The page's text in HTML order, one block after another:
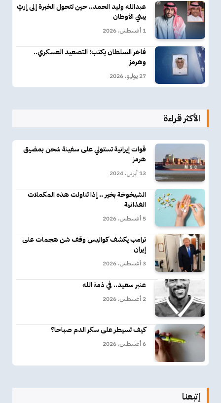
عبدالله وليد الحمد.. حين تتحول الخبرة إلى إرثٍ
يبني الأوطان
1 أغسطس، 2026
فاخر السلطان يكتب: التصعيد العسكري..
وهرمز
27 يوليو، 2026
الأكثر قراءة
قوات إيرانية تستولي على سفينة شحن بمضيق
هرمز
13 أبريل، 2024
الشيخوخة بخير .. إذا تناولت هذه المكملات
الغذائية
5 أغسطس، 2026
ترامب يكشف كواليس وقف شن هجمات على
إيران
3 أغسطس، 2026
عنبر سعيد.. في ذمة الله
2 أغسطس، 2026
كيف تسيطر على سكر الدم صباحا؟
6 أغسطس، 2026
إتبعنا